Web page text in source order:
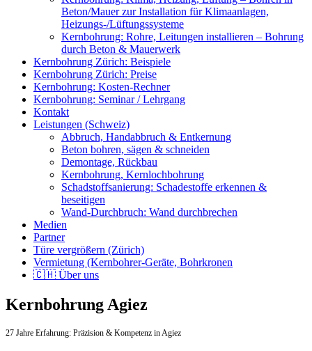
Beton/Mauer zur Installation für Klimaanlagen,
Heizungs-/Lüftungssysteme
Kernbohrung: Rohre, Leitungen installieren – Bohrung
durch Beton & Mauerwerk
Kernbohrung Zürich: Beispiele
Kernbohrung Zürich: Preise
Kernbohrung: Kosten-Rechner
Kernbohrung: Seminar / Lehrgang
Kontakt
Leistungen (Schweiz)
Abbruch, Handabbruch & Entkernung
Beton bohren, sägen & schneiden
Demontage, Rückbau
Kernbohrung, Kernlochbohrung
Schadstoffsanierung: Schadestoffe erkennen &
beseitigen
Wand-Durchbruch: Wand durchbrechen
Medien
Partner
Türe vergrößern (Zürich)
Vermietung (Kernbohrer-Geräte, Bohrkronen
🇨🇭 Über uns
Kernbohrung Agiez
27 Jahre Erfahrung: Präzision & Kompetenz in Agiez